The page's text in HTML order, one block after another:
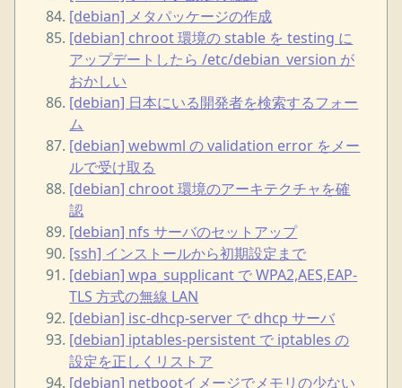
[debian] メタパッケージの作成
[debian] chroot 環境の stable を testing に
アップデートしたら /etc/debian_version が
おかしい
[debian] 日本にいる開発者を検索するフォー
ム
[debian] webwml の validation error をメー
ルで受け取る
[debian] chroot 環境のアーキテクチャを確
認
[debian] nfs サーバのセットアップ
[ssh] インストールから初期設定まで
[debian] wpa_supplicant で WPA2,AES,EAP-
TLS 方式の無線 LAN
[debian] isc-dhcp-server で dhcp サーバ
[debian] iptables-persistent で iptables の
設定を正しくリストア
[debian] netbootイメージでメモリの少ない